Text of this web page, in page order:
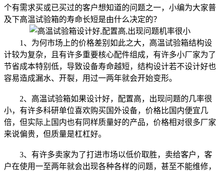
个有需求买或已买过的客户想知道的问题之一，小编为大家普
及下高温试验箱的寿命长短是由什么决定的？
1、为何市场上的价格差别如此之大，高温试验箱结构设
计较为复杂，且有许多重要核心配件组成，有许多小厂家为了
节省成本特别低，导致设备寿命越短，结构设计若不设计好也
容易造成漏水、开裂，用过一两年就会开始变形。
2、高温试验箱如果设计好，配置高，出现问题的几率很
小，有许多科研单位喜欢购买国外设备，价格比国内便宜几
倍，但实际上国内也有同样质量好的产品，价格相对很多厂家
来说偏贵，但质量是杠杠好。
3、有许多卖家为了打进市场以低价取胜，卖给客户，客
户在使用一至两年就会出现各种各样的问题，甚至不能维修，